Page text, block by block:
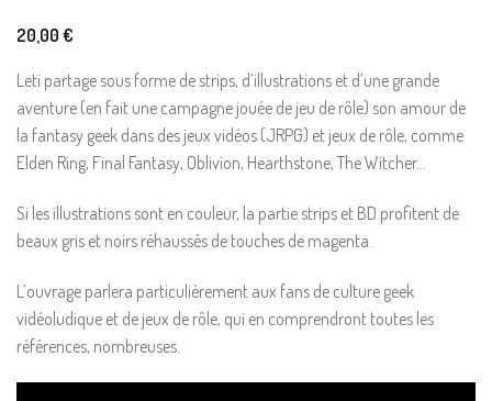
20,00 €
Leti partage sous forme de strips, d’illustrations et d’une grande
aventure (en fait une campagne jouée de jeu de rôle) son amour de
la fantasy geek dans des jeux vidéos (JRPG) et jeux de rôle, comme
Elden Ring, Final Fantasy, Oblivion, Hearthstone, The Witcher…
Si les illustrations sont en couleur, la partie strips et BD profitent de
beaux gris et noirs réhaussés de touches de magenta.
L’ouvrage parlera particulièrement aux fans de culture geek
vidéoludique et de jeux de rôle, qui en comprendront toutes les
références, nombreuses.